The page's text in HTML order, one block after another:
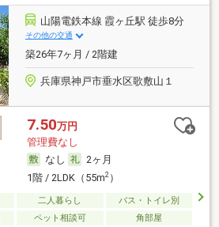
山陽電鉄本線 霞ヶ丘駅 徒歩8分
その他の交通
築26年7ヶ月 / 2階建
兵庫県神戸市垂水区歌敷山１
7.50万円
管理費なし
なし
2ヶ月
1階 / 2LDK（55m2）
二人暮らし
バス・トイレ別
ペット相談可 角部屋